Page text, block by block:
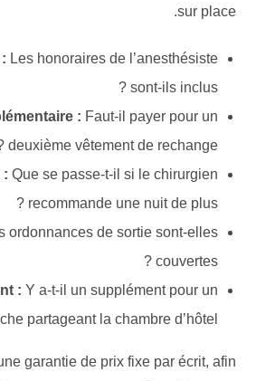
sur place.
:Les honoraires de l’anesthésiste
sont-ils inclus ?
:Faut-il payer pour un
deuxième vêtement de rechange ?
:Que se passe-t-il si le chirurgien
recommande une nuit de plus ?
ordonnances de sortie sont-elles
couvertes ?
:Y a-t-il un supplément pour un
partageant la chambre d’hôtel ?
une garantie de prix fixe par écrit, afin